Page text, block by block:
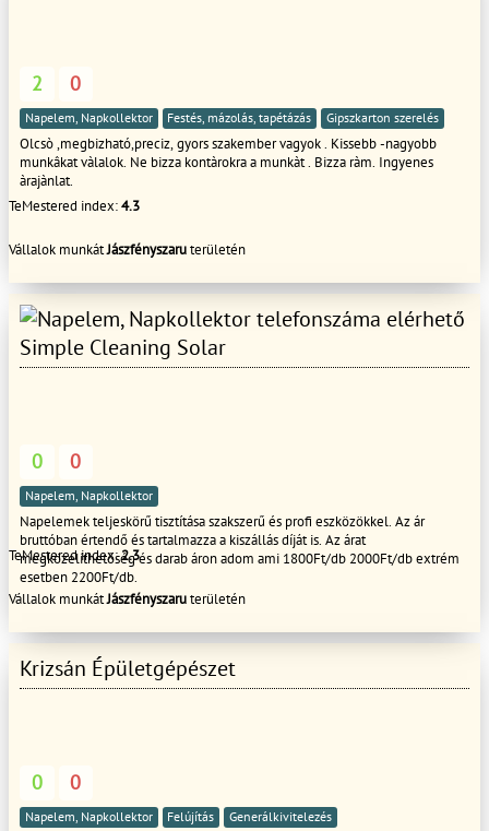
2 0
Napelem, Napkollektor Festés, mázolás, tapétázás Gipszkarton szerelés
Olcsò ,megbizható,preciz, gyors szakember vagyok . Kissebb -nagyobb
munkâkat vàlalok. Ne bizza kontàrokra a munkàt . Bizza ràm. Ingyenes
àrajànlat.
TeMestered index:4.3
Vállalok munkátJászfényszaruterületén
Simple Cleaning Solar
0 0
Napelem, Napkollektor
Napelemek teljeskörű tisztítása szakszerű és profi eszközökkel. Az ár
bruttóban értendő és tartalmazza a kiszállás díját is. Az árat
megközelíthetőség és darab áron adom ami 1800Ft/db 2000Ft/db extrém
esetben 2200Ft/db.
TeMestered index:2.3
Vállalok munkátJászfényszaruterületén
Krizsán Épületgépészet
0 0
Napelem, Napkollektor Felújítás Generálkivitelezés